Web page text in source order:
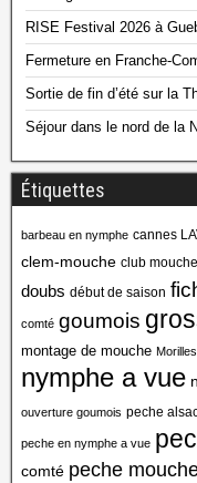
RISE Festival 2026 à
Fermeture en Franche-
Sortie de fin d’été sur la
Séjour dans le nord de la
Étiquettes
barbeau en nymphe cannes
clem-mouche club
doubs début de saison
comté goumois
montage de mouche Morilles
nymphe a vue
ouverture goumois peche
peche en nymphe a vue
comté peche